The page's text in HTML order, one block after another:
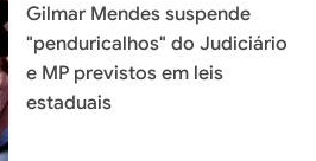
Gilmar Mendes suspende
"penduricalhos" do Judiciário
e MP previstos em leis
estaduais